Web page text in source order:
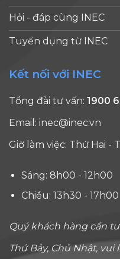
Hỏi - đáp cùng INEC
Tuyển dụng từ INEC
Kết nối với INEC
Tổng đài tư vấn: 1900
Email: inec@inec.vn
Giờ làm việc: Thứ Hai -
Sáng: 8h00 - 12h00
Chiều: 13h30 - 17h00
Quý khách hàng cần
Thứ Bảy, Chủ Nhật,